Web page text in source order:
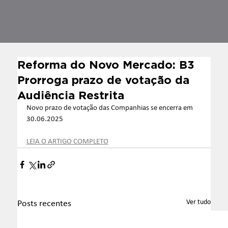
Reforma do Novo Mercado: B3
Prorroga prazo de votação da
Audiência Restrita
Novo prazo de votação das Companhias se encerra em
30.06.2025
LEIA O ARTIGO COMPLETO
Posts recentes Ver tudo